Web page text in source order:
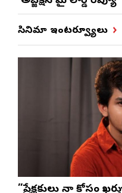
సినిమా ఇంటర్వ్యూలు
”ప్రేక్షకులు నా కోసం